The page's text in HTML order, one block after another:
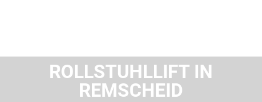
ROLLSTUHLLIFT IN
REMSCHEID